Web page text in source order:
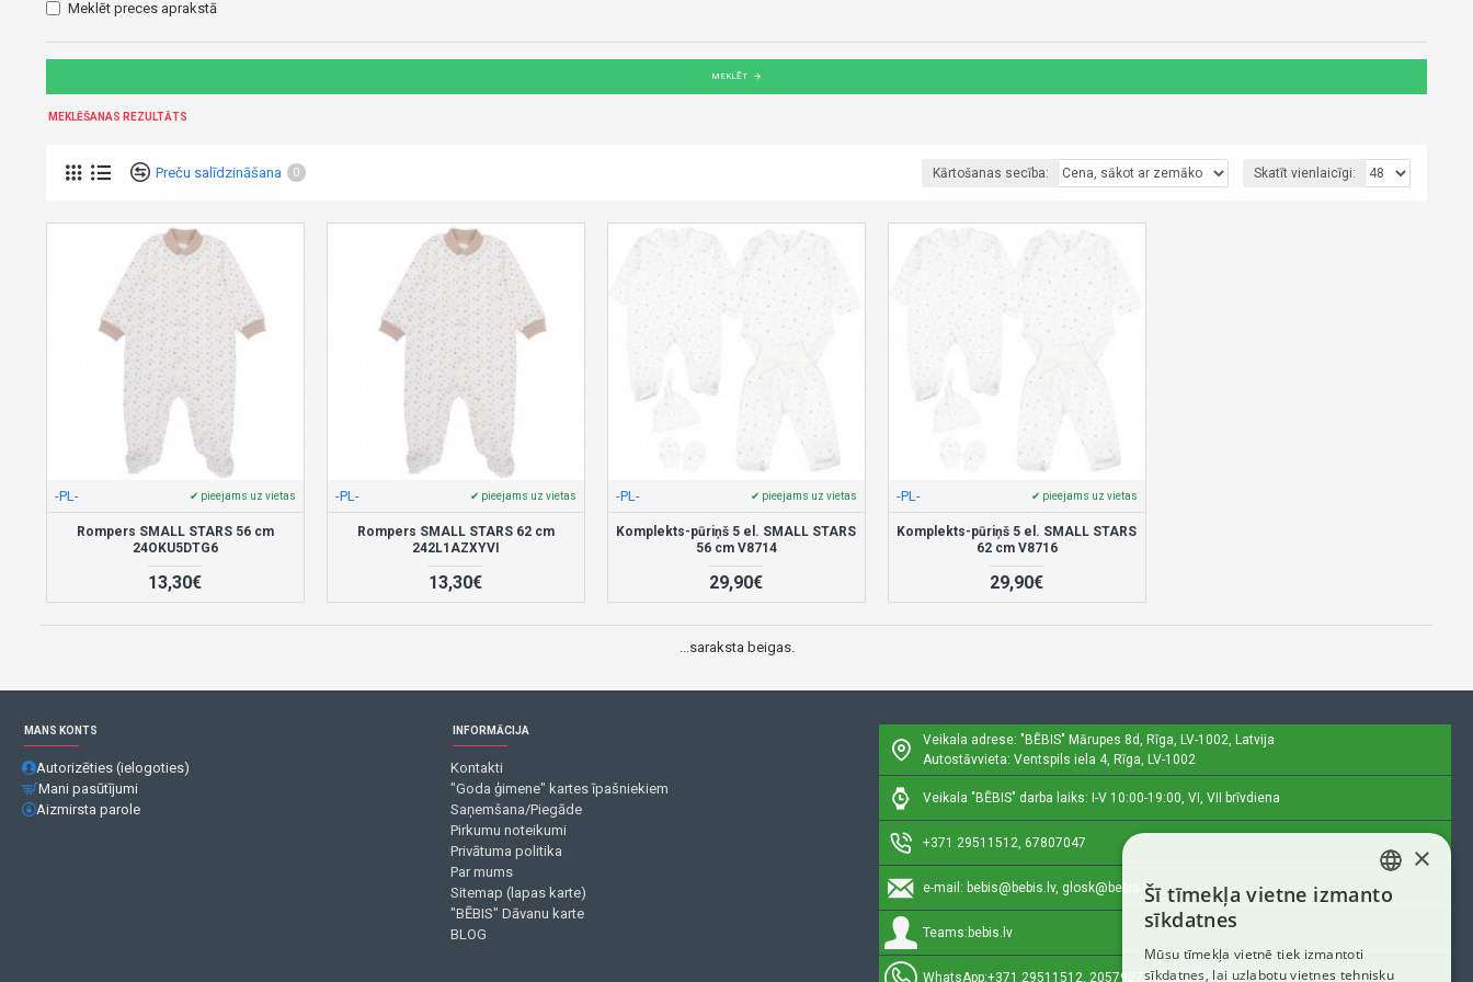
Meklēt preces aprakstā
MEKLĒT
MEKLĒŠANAS REZULTĀTS
Preču salīdzināšana 0 Kārtošanas secība: Skatīt vienlaicīgi:
-PL- ✔ pieejams uz vietas
Rompers SMALL STARS 56 cm
24OKU5DTG6
13,30€
-PL- ✔ pieejams uz vietas
Rompers SMALL STARS 62 cm
242L1AZXYVI
13,30€
-PL- ✔ pieejams uz vietas
Komplekts-pūriņš 5 el. SMALL STARS
56 cm V8714
29,90€
-PL- ✔ pieejams uz vietas
Komplekts-pūriņš 5 el. SMALL STARS
62 cm V8716
29,90€
...saraksta beigas.
MANS KONTS
Autorizēties (ielogoties)
Mani pasūtījumi
Aizmirsta parole
INFORMĀCIJA
Kontakti
"Goda ģimene" kartes īpašniekiem
Saņemšana/Piegāde
Pirkumu noteikumi
Privātuma politika
Par mums
Sitemap (lapas karte)
"BĒBIS" Dāvanu karte
BLOG
Veikala adrese: "BĒBIS" Mārupes 8d, Rīga, LV-1002, Latvija
Autostāvvieta: Ventspils iela 4, Rīga, LV-1002
Veikala "BĒBIS" darba laiks: I-V 10:00-19:00, VI, VII brīvdiena
+371 29511512, 67807047
e-mail: bebis@bebis.lv, glosk@bebis.lv
Teams: bebis.lv
WhatsApp:+371 29511512, 20579272 (tikai ziņojumi)
LATVIAN
ENGLISH
×
Šī tīmekļa vietne izmanto
sīkdatnes
Mūsu tīmekļa vietnē tiek izmantoti
sīkdatnes, lai uzlabotu vietnes tehnisku